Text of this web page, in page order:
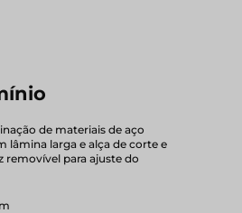
de materiais de aço
lâmina larga e alça de corte e
removível para ajuste do